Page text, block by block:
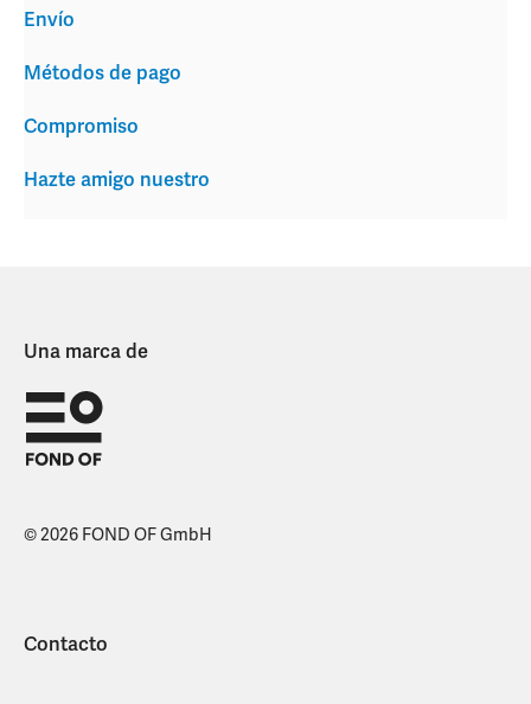
Envío
Métodos de pago
Compromiso
Hazte amigo nuestro
Una marca de
© 2026 FOND OF GmbH
Contacto